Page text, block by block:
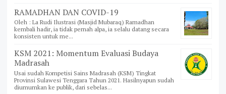
RAMADHAN DAN COVID-19
Oleh : La Rudi Ilustrasi (Masjid Mubaraq) Ramadhan
kembali hadir, ia tidak pernah alpa, ia selalu datang secara
konsisten untuk me...
KSM 2021: Momentum Evaluasi Budaya
Madrasah
Usai sudah Kompetisi Sains Madrasah (KSM) Tingkat
Provinsi Sulawesi Tenggara Tahun 2021. Hasilnyapun sudah
diumumkan ke publik, dari sebelas...